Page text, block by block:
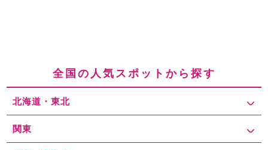
全国の人気スポットから探す
北海道・東北
関東